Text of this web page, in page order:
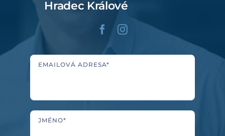
Hradec Králové
EMAILOVÁ ADRESA*
JMÉNO*